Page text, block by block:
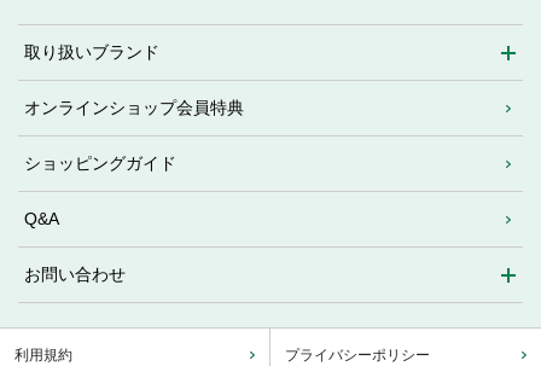
取り扱いブランド
オンラインショップ会員特典
ショッピングガイド
Q&A
お問い合わせ
利用規約 プライバシーポリシー